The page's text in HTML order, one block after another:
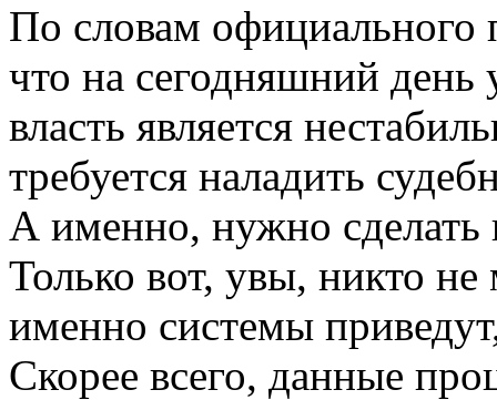
По словам официального
что на сегодняшний день
власть является
требуется наладить
А именно, нужно
Только вот, увы, никто не
именно системы
Скорее всего, данные